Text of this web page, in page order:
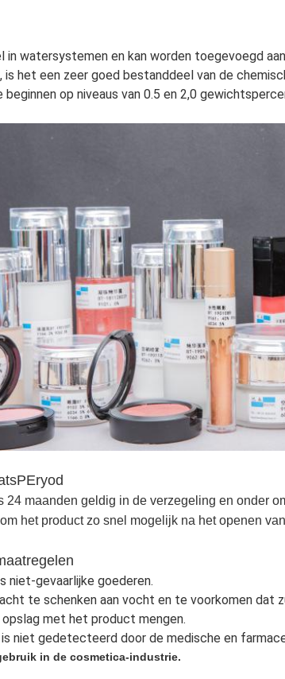
in watersystemen en kan worden toegevoegd
is het een zeer goed bestanddeel van de
op niveaus van 0.5 en 2,0
PEryod
24 maanden geldig in de verzegeling en onder
het product zo snel mogelijk na het openen
niet-gevaarlijke goederen.
te schenken aan vocht en te voorkomen dat
met het product mengen.
niet gedetecteerd door de medische en
in de cosmetica-industrie.